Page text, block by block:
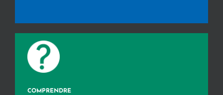
COMPRENDRE